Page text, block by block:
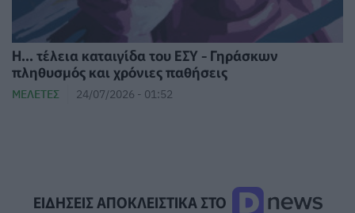
Η... τέλεια καταιγίδα του ΕΣΥ - Γηράσκων
πληθυσμός και χρόνιες παθήσεις
ΜΕΛΈΤΕΣ 24/07/2026 - 01:52
ΕΙΔΗΣΕΙΣ ΑΠΟΚΛΕΙΣΤΙΚΑ ΣΤΟ